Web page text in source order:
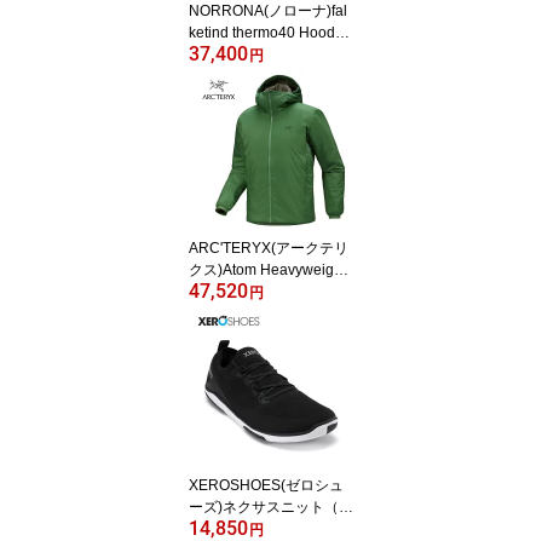
NORRONA(ノローナ)fal
ketind thermo40 Hood
(M) (メンズ フォルケティ
ン サーモ40 フード)
37,400円
ARC'TERYX(アークテリ
クス)Atom Heavyweight
Hoody(アトム ヘビーウ
ェイト フーディ メンズ)
47,520円
XEROSHOES(ゼロシュ
ーズ)ネクサスニット（メ
ンズ）
14,850円